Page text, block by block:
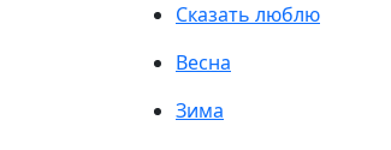
Сказать люблю
Весна
Зима